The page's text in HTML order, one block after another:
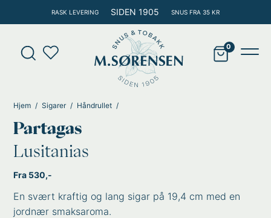
rett
innholdet
RASK LEVERING SIDEN 1905 SNUS FRA 35 KR
Products
search
Hjem Sigarer Håndrullet
Partagas
Lusitanias
Fra 530,-
En svært kraftig og lang sigar på 19,4 cm med en
jordnær smaksaroma.